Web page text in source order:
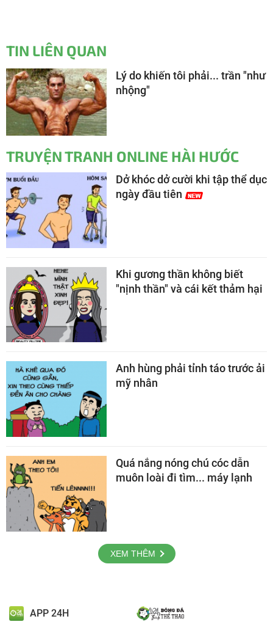
TIN LIÊN QUAN
Lý do khiến tôi phải... trần "như
nhộng"
TRUYỆN TRANH ONLINE HÀI HƯỚC
Dở khóc dở cười khi tập thể dục
ngày đầu tiên
Khi gương thần không biết
"nịnh thần" và cái kết thảm hại
Anh hùng phải tỉnh táo trước ải
mỹ nhân
Quá nắng nóng chú cóc dẫn
muôn loài đi tìm... máy lạnh
XEM THÊM
APP 24H